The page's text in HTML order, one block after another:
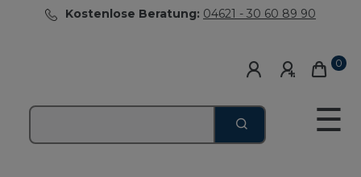
Kostenlose Beratung: 04621 - 30 60 89 90
0
☰